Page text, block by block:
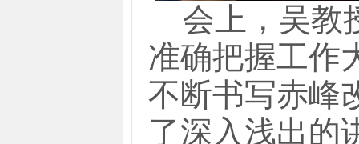
会上，吴教
准确把握工作
不断书写赤峰
了深入浅出的